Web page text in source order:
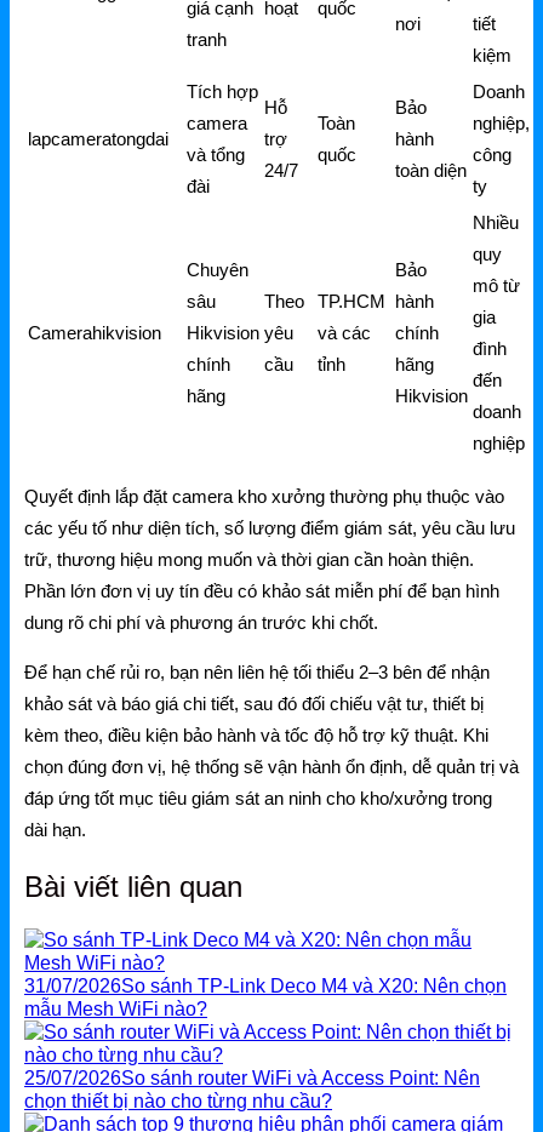
giá cạnh
tranh
hoạt
quốc
nơi
tiết
kiệm
lapcameratongdai
Tích hợp
camera
và tổng
đài
Hỗ
trợ
24/7
Toàn
quốc
Bảo
hành
toàn diện
Doanh
nghiệp,
công
ty
Camerahikvision
Chuyên
sâu
Hikvision
chính
hãng
Theo
yêu
cầu
TP.HCM
và các
tỉnh
Bảo
hành
chính
hãng
Hikvision
Nhiều
quy
mô từ
gia
đình
đến
doanh
nghiệp
Quyết định lắp đặt camera kho xưởng thường phụ thuộc vào
các yếu tố như diện tích, số lượng điểm giám sát, yêu cầu lưu
trữ, thương hiệu mong muốn và thời gian cần hoàn thiện.
Phần lớn đơn vị uy tín đều có khảo sát miễn phí để bạn hình
dung rõ chi phí và phương án trước khi chốt.
Để hạn chế rủi ro, bạn nên liên hệ tối thiểu 2–3 bên để nhận
khảo sát và báo giá chi tiết, sau đó đối chiếu vật tư, thiết bị
kèm theo, điều kiện bảo hành và tốc độ hỗ trợ kỹ thuật. Khi
chọn đúng đơn vị, hệ thống sẽ vận hành ổn định, dễ quản trị và
đáp ứng tốt mục tiêu giám sát an ninh cho kho/xưởng trong
dài hạn.
Bài viết liên quan
31/07/2026So sánh TP-Link Deco M4 và X20: Nên chọn
mẫu Mesh WiFi nào?
25/07/2026So sánh router WiFi và Access Point: Nên
chọn thiết bị nào cho từng nhu cầu?